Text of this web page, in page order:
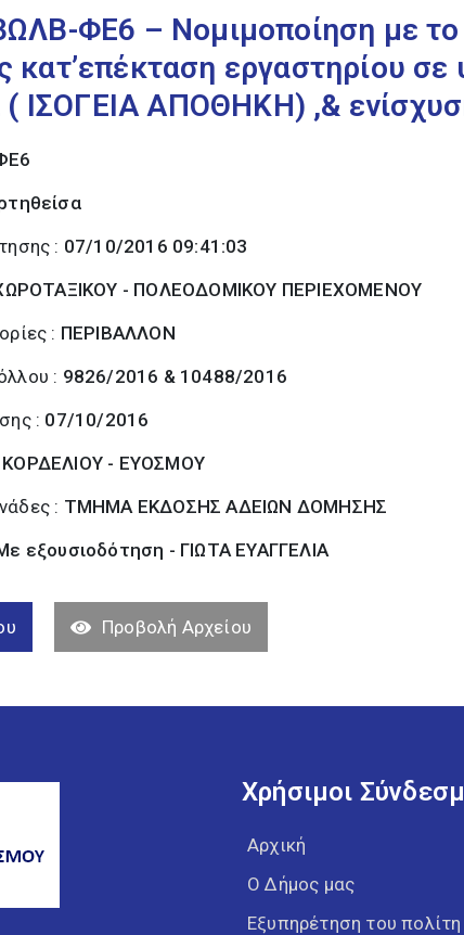
ΦΕ6 – Νομιμοποίηση με
κατ’επέκταση εργαστηρίου
( ΙΣΟΓΕΙΑ ΑΠΟΘΗΚΗ) ,&
: 07/10/2016 09:41:03
- ΠΟΛΕΟΔΟΜΙΚΟΥ ΠΕΡΙΕΧΟΜΕΝΟΥ
: ΠΕΡΙΒΑΛΛΟΝ
: 9826/2016 & 10488/2016
: 07/10/2016
- ΕΥΟΣΜΟΥ
: ΤΜΗΜΑ ΕΚΔΟΣΗΣ ΑΔΕΙΩΝ ΔΟΜΗΣΗΣ
εξουσιοδότηση - ΓΙΩΤΑ ΕΥΑΓΓΕΛΙΑ
Προβολή Αρχείου
Χρήσιμοι
Αρχική
Ο Δήμος μας
Εξυπηρέτηση του πολίτη